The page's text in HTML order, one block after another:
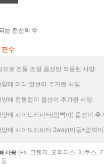
는 전선의 수
핀수
으로 전동 조절 옵션만 적용된 사양
양에 미러 열선이 추가된 사양
양에 전동접이 옵션이 추가된 사양
양에 사이드리피터(깜빡이) 옵션이 추
양에 사이드리피터 2way(미등+깜빡
차종 (ex: 그랜저, 오피러스, 에쿠스,